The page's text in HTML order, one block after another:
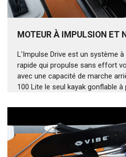
MOTEUR À IMPULSION ET
L'Impulse Drive est un système
rapide qui propulse sans effort
avec une capacité de marche
100 Lite le seul kayak gonflable